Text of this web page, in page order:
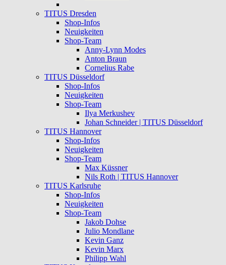
TITUS Dresden
Shop-Infos
Neuigkeiten
Shop-Team
Anny-Lynn Modes
Anton Braun
Cornelius Rabe
TITUS Düsseldorf
Shop-Infos
Neuigkeiten
Shop-Team
Ilya Merkushev
Johan Schneider | TITUS Düsseldorf
TITUS Hannover
Shop-Infos
Neuigkeiten
Shop-Team
Max Küssner
Nils Roth | TITUS Hannover
TITUS Karlsruhe
Shop-Infos
Neuigkeiten
Shop-Team
Jakob Dohse
Julio Mondlane
Kevin Ganz
Kevin Marx
Philipp Wahl